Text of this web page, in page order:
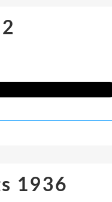
1936